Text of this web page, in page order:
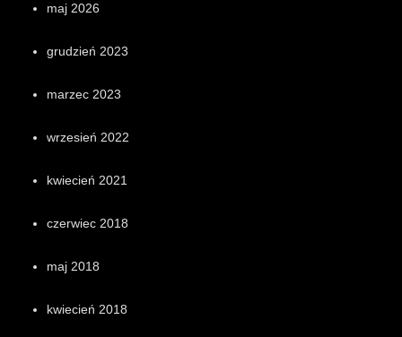
maj 2026
grudzień 2023
marzec 2023
wrzesień 2022
kwiecień 2021
czerwiec 2018
maj 2018
kwiecień 2018